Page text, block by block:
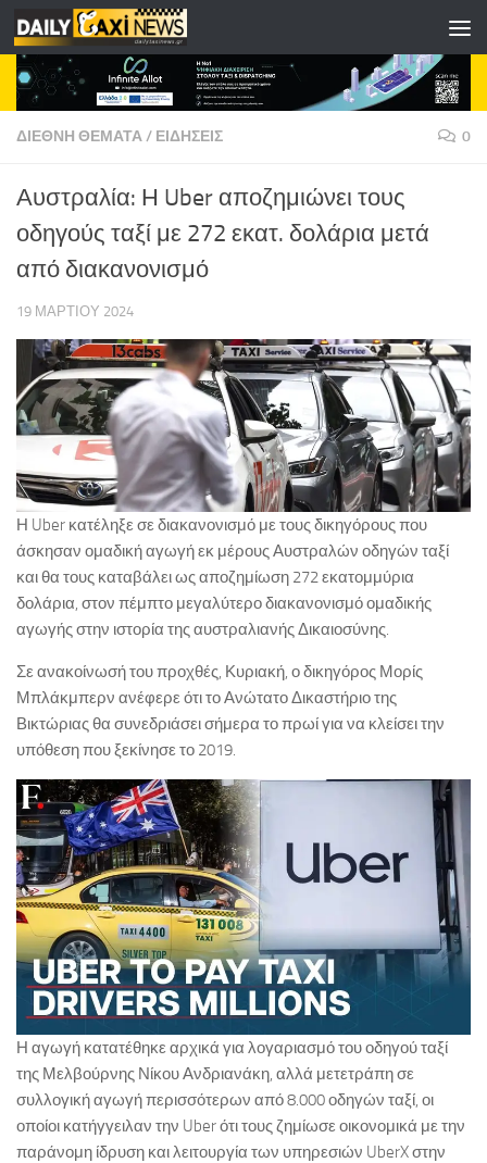
Skip to content
ΔΙΕΘΝΗ ΘΕΜΑΤΑ/ ΕΙΔΗΣΕΙΣ 0
Αυστραλία: Η Uber αποζημιώνει τους
οδηγούς ταξί με 272 εκατ. δολάρια μετά
από διακανονισμό
19 ΜΑΡΤΊΟΥ 2024
Η Uber κατέληξε σε διακανονισμό με τους δικηγόρους που
άσκησαν ομαδική αγωγή εκ μέρους Αυστραλών οδηγών ταξί
και θα τους καταβάλει ως αποζημίωση 272 εκατομμύρια
δολάρια, στον πέμπτο μεγαλύτερο διακανονισμό ομαδικής
αγωγής στην ιστορία της αυστραλιανής Δικαιοσύνης.
Σε ανακοίνωσή του προχθές, Κυριακή, ο δικηγόρος Μορίς
Μπλάκμπερν ανέφερε ότι το Ανώτατο Δικαστήριο της
Βικτώριας θα συνεδριάσει σήμερα το πρωί για να κλείσει την
υπόθεση που ξεκίνησε το 2019.
Η αγωγή κατατέθηκε αρχικά για λογαριασμό του οδηγού ταξί
της Μελβούρνης Νίκου Ανδριανάκη, αλλά μετετράπη σε
συλλογική αγωγή περισσότερων από 8.000 οδηγών ταξί, οι
οποίοι κατήγγειλαν την Uber ότι τους ζημίωσε οικονομικά με την
παράνομη ίδρυση και λειτουργία των υπηρεσιών UberX στην